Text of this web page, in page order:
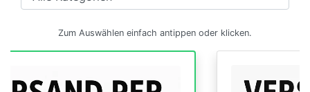
Zum Auswählen einfach antippen oder klicken.